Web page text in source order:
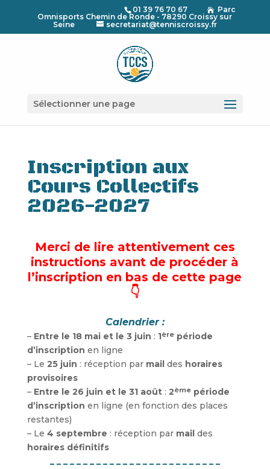
01 39 76 70 67  Parc
Omnisports Chemin de Ronde - 78290 Croissy sur
Seine
secretariat@tenniscroissy.fr
Sélectionner une page
Inscription aux
Cours Collectifs
2026-2027
Merci de lire attentivement ces
instructions avant de procéder à
l’inscription en bas de cette page
👇
Calendrier :
– Entre le 18 mai et le 3 juin : 1èrepériode
d’inscription en ligne
– Le 25 juin : réception par maildes horaires
provisoires
– Entre le 26 juin et le 31 août: 2èmepériode
d’inscription en ligne (en fonction des places
restantes)
– Le 4 septembre : réception par maildes
horaires définitifs
_ _ _ _ _ _ _ _ _ _ _ _ _ _ _ _ _ _ _ _ _ _ _ _ _ _